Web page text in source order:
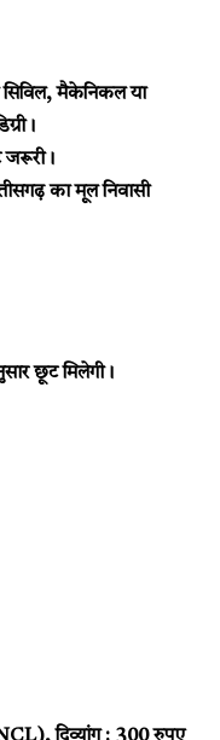
से सिविल, मैकेनिकल या
का मूल निवासी
छूट मिलेगी।